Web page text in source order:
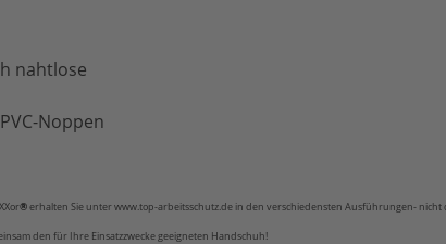
nahtlose
­Noppen
®erhalten Sie unter www.top-arbeitsschutz.de in den verschiedensten Ausführungen- nicht
den für Ihre Einsatzzwecke geeigneten Handschuh!